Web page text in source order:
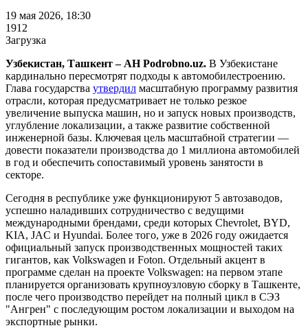
19 мая 2026, 18:30
1912
Загрузка
Узбекистан, Ташкент – АН Podrobno.uz. В Узбекистане
кардинально пересмотрят подходы к автомобилестроению.
Глава государства утвердил масштабную программу развития
отрасли, которая предусматривает не только резкое
увеличение выпуска машин, но и запуск новых производств,
углубление локализации, а также развитие собственной
инженерной базы. Ключевая цель масштабной стратегии —
довести показатели производства до 1 миллиона автомобилей
в год и обеспечить сопоставимый уровень занятости в
секторе.
Сегодня в республике уже функционируют 5 автозаводов,
успешно наладивших сотрудничество с ведущими
международными брендами, среди которых Chevrolet, BYD,
KIA, JAC и Hyundai. Более того, уже в 2026 году ожидается
официальный запуск производственных мощностей таких
гигантов, как Volkswagen и Foton. Отдельный акцент в
программе сделан на проекте Volkswagen: на первом этапе
планируется организовать крупноузловую сборку в Ташкенте,
после чего производство перейдет на полный цикл в СЭЗ
"Ангрен" с последующим ростом локализации и выходом на
экспортные рынки.